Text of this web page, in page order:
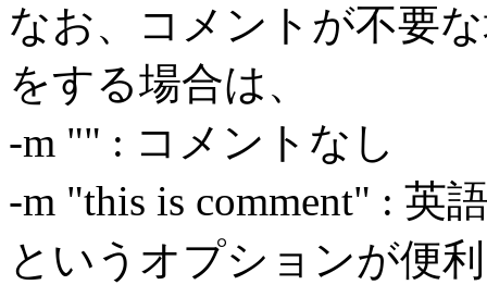
なお、コメントが不要
をする場合は、
-m "" : コメントなし
-m "this is comment" : 英
というオプションが便